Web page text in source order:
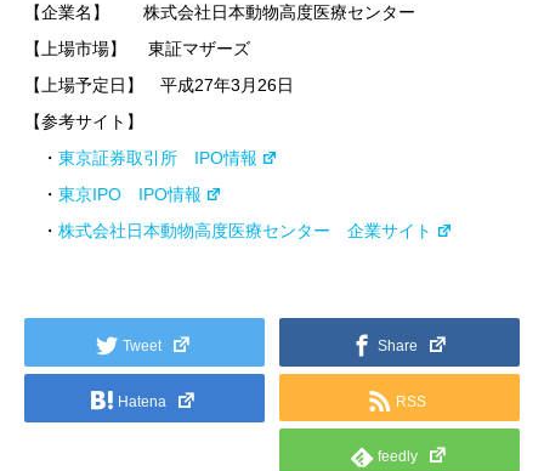
【企業名】 株式会社日本動物高度医療センター
【上場市場】 東証マザーズ
【上場予定日】 平成27年3月26日
【参考サイト】
・ 東京証券取引所 IPO情報
・ 東京IPO IPO情報
・ 株式会社日本動物高度医療センター 企業サイト
Tweet Share
Hatena RSS
feedly